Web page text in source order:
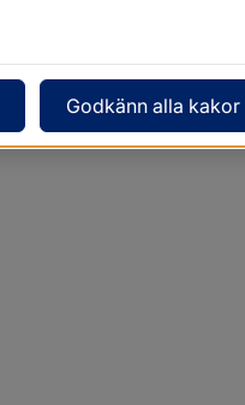
Godkänn alla kakor